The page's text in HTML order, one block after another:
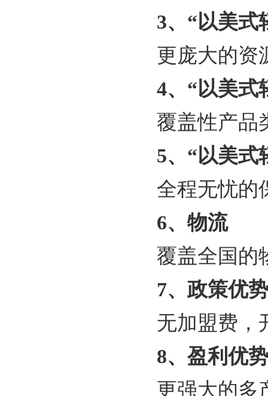
3、“以美式
更庞大的资
4、“以美式
覆盖性产品
5、“以美式
全程无忧的
6、物流
覆盖全国的
7、政策优势
无加盟费，
8、盈利优势
更强大的多